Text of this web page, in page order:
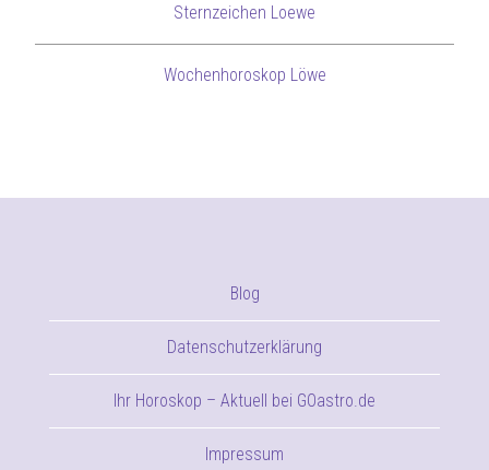
Sternzeichen Loewe
Wochenhoroskop Löwe
Blog
Datenschutzerklärung
Ihr Horoskop – Aktuell bei GOastro.de
Impressum